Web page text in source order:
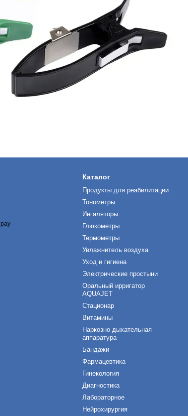
Каталог
Продукты для реабилитации
Тонометры
Ингаляторы
Глюкометры
Термометры
Увлажнитель воздуха
Уход и гигиена
Электрические простыни
Оральный ирригатор
AQUAJET
Стационар
Витамины
Наркозно дыхательная
аппаратура
Бандажи
Фармацевтика
Гинекология
Диагностика
Лабораторное
Нейрохирургия